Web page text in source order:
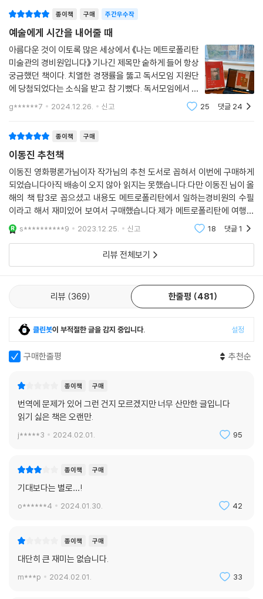
깃들어 있다. 미켈란젤로는 빈 종이 한 장만 있으면 모든 근심을 잊고 혼신
의 힘을 바쳐 주어진 과제를 해냈고, 씁쓸한 불평 따위는 일이 끝난 후에나
하는 사람이었음이 분명하다. 어려운 일을 해내는데 이보다 나은 방법이
또 있을까?
---「무지개 모양을 여러 번 그리면서」중에서
그러나 안젤리코 수사가 묘사한 것은 예수의 몸뿐만이 아니다. 그는 십자
가의 발치에 뒤죽박죽으로 모여 있는 구경꾼 한 무리를 상상했다. 옷을 잘
라우리만치 다양한 반응과 감정들이 떠올라 있다. (중략) 나는 사람들이
한다. 디테일로 가득하고, 모순적이고, 가끔은 지루하고 가끔은 숨 막히게
아름다운 일상. 아무리 중차대한 순간이라 하더라도 아무리 기저에 깔린
신비로움이 숭고하다 할지라도 복잡한 세상은 멈추지 않고 계속해서 돌아
간다. 우리는 삶을 살아가야 하고, 삶은 우리를 내버려두지 않는다.
내밀한 고백을 맺는다. 예술이 건네는 위로를 통해 상실과 혼란을 떠나보
내고 새로운 삶을 꿈꾸는 여정을 감동적으로 그려낸 이 책은, 치열하고 제
멋대로인 삶에 지친 모든 이들에게 잔잔하지만 커다란 울림으로 남을 것이
다.
종이책 구매 주간우수작
예술에게 시간을 내어줄 때
아름다운 것이 이토록 많은 세상에서 《나는 메트로폴리탄
미술관의 경비원입니다》 기나긴 제목만 숱하게 들어 항상
궁금했던 책이다. 치열한 경쟁률을 뚫고 독서모임 지원단
에 당첨되었다는 소식을 받고 참 기뻤다. 독서모임에서 함
께 읽을 수 있도록 5권의 책을 전부 출판사에서 제공해 주
셨다. 이런 경험은 또 처음이라 신나고 설렜다. 성탄절과
g******7 2024.12.26. 신고 25 댓글 24
종이책 구매
이동진 추천책
이동진 영화평론가님이자 작가님의 추천 도서로 꼽혀서 이번에 구매하게
되었습니다아직 배송이 오지 않아 읽지는 못했습니다.다만 이동진 님이 올
해의 책 탑3로 꼽으셨고 내용도 메트로폴리탄에서 일하는경비원의 수필
이라고 해서 재미있어 보여서 구매했습니다.제가 메트로폴리탄에 여행갔
을 때 경비원들은 차마 신경쓰지 못했는데그분들의 입장에서 보는 하루하
루의 인사이트와 관광객
s**********9 2023.12.25. 신고 18 댓글1
리뷰 전체보기
리뷰 369 한줄평 481
클린봇이 부적절한 글을 감지 중입니다. 설정
구매한줄평 추천순
종이책 구매
번역에 문제가 있어 그런 건지 모르겠지만 너무 산만한 글입니다
읽기 싫은 책은 오랜만.
j*****3 2024.02.01. 95
종이책 구매
기대보다는 별로…!
o******4 2024.01.30. 42
종이책 구매
대단히 큰 재미는 없습니다.
m***p 2024.02.01. 33